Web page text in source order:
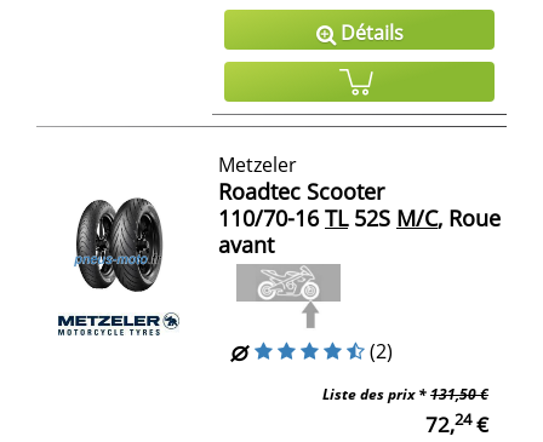
Détails
Metzeler
Roadtec Scooter
110/70-16 TL52S M/C, Roue
avant
(2)
Liste des prix *131,50 €
72,24€